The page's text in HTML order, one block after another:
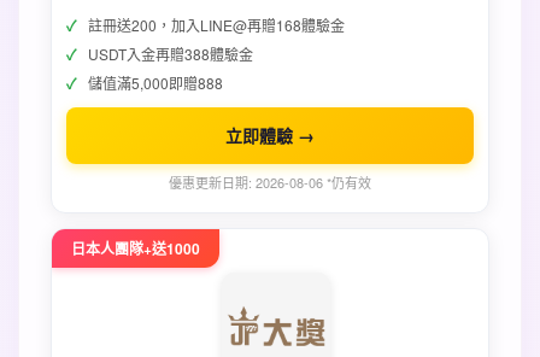
註冊送200，加入LINE@再贈168體驗金
USDT入金再贈388體驗金
儲值滿5,000即贈888
立即體驗 →
優惠更新日期: 2026-08-06 *仍有效
日本人團隊+送1000